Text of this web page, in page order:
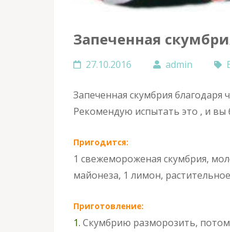
Запеченная
27.10.2016 admin
Запеченная скумбрия
Рекомендую испытать это , и вы
Пригодится:
1 свежемороженая скумбрия,
майонеза, 1 лимон,
Приготовление:
1. Скумбрию разморозить,